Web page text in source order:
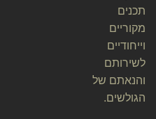
תכנים
מקוריים
וייחודיים
לשירותם
והנאתם של
הגולשים.